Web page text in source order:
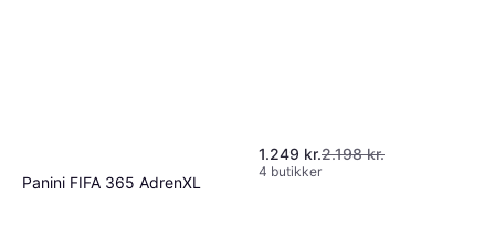
Panini FIFA 365 AdrenXL
1.249 kr.2.198 kr.
4 butikker